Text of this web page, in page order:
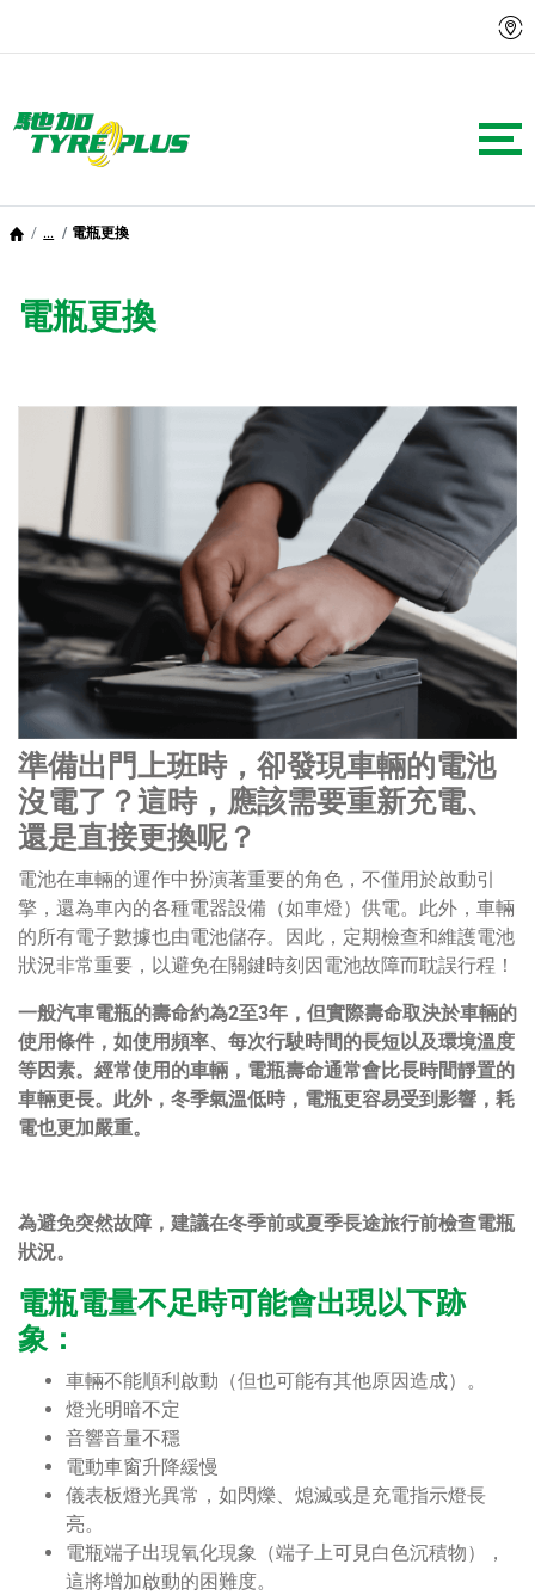
... 電瓶更換
電瓶更換
準備出門上班時，卻發現車輛的電池
沒電了？這時，應該需要重新充電、
還是直接更換呢？
電池在車輛的運作中扮演著重要的角色，不僅用於啟動引
擎，還為車內的各種電器設備（如車燈）供電。此外，車輛
的所有電子數據也由電池儲存。因此，定期檢查和維護電池
狀況非常重要，以避免在關鍵時刻因電池故障而耽誤行程！
一般汽車電瓶的壽命約為2至3年，但實際壽命取決於車輛的
使用條件，如使用頻率、每次行駛時間的長短以及環境溫度
等因素。經常使用的車輛，電瓶壽命通常會比長時間靜置的
車輛更長。此外，冬季氣溫低時，電瓶更容易受到影響，耗
電也更加嚴重。
為避免突然故障，建議在冬季前或夏季長途旅行前檢查電瓶
狀況。
電瓶電量不足時可能會出現以下跡
象：
車輛不能順利啟動（但也可能有其他原因造成）。
燈光明暗不定
音響音量不穩
電動車窗升降緩慢
儀表板燈光異常，如閃爍、熄滅或是充電指示燈長
亮。
電瓶端子出現氧化現象（端子上可見白色沉積物），
這將增加啟動的困難度。